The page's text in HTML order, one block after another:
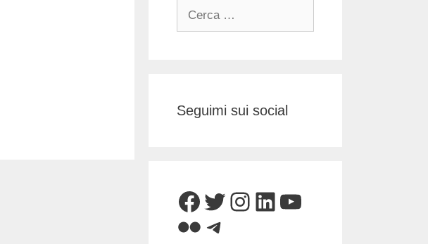
Seguimi sui social
Facebook
Twitter
Instagram
LinkedIn
YouTube
FlickrTelegram